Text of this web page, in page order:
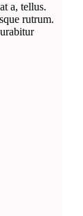
a, tellus.
rutrum.